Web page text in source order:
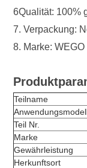
6Qualität: 100%
7. Verpackung:
8. Marke: WEGO
Teilname
Teil Nr.
Marke
Gewährleistung
Herkunftsort